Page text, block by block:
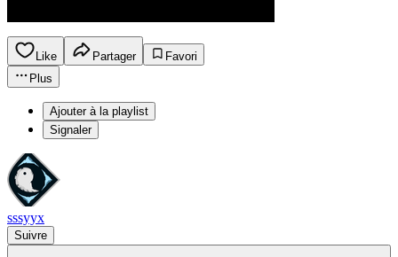
Like Partager
Favori
Plus
Ajouter à la playlist
Signaler
sssyyx
Suivre